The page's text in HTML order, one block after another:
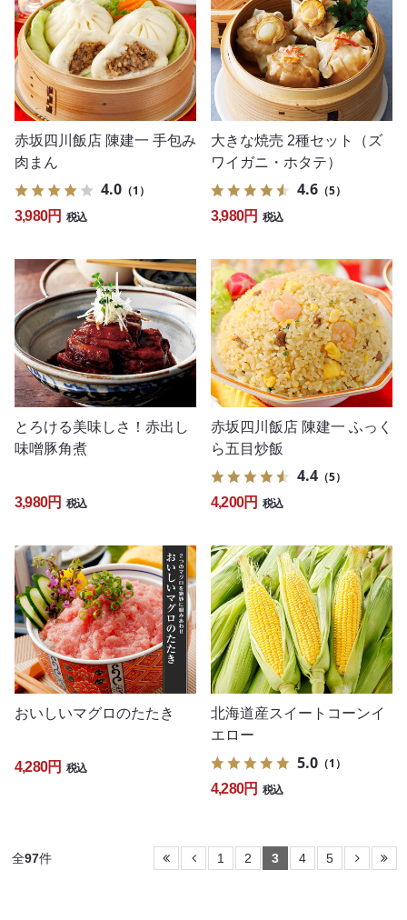
赤坂四川飯店 陳建一 手包み
肉まん
4.0 （1）
3,980円 税込
大きな焼売 2種セット（ズ
ワイガニ・ホタテ）
4.6 （5）
3,980円 税込
とろける美味しさ！赤出し
味噌豚角煮
3,980円 税込
赤坂四川飯店 陳建一 ふっく
ら五目炒飯
4.4 （5）
4,200円 税込
おいしいマグロのたたき
4,280円 税込
北海道産スイートコーンイ
エロー
5.0 （1）
4,280円 税込
全97件 1 2 3 4 5